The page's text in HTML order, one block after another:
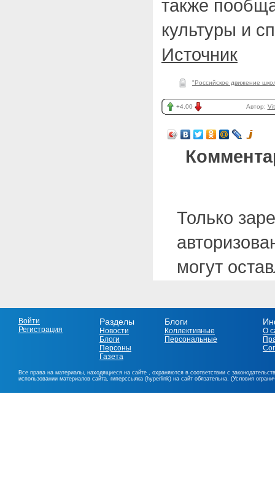
также
культуры и
Источник
"Российское движение
+4.00 Автор:
Только
могут
Войти
Регистрация
Разделы
Новости
Блоги
Персоны
Газета
Блоги
Коллективные
Персональные
О
Все права на материалы, находящиеся на сайте , охраняются в соответствии с
использовании материалов сайта, гиперссылка (hyperlink) на сайт обязательна. (Условия